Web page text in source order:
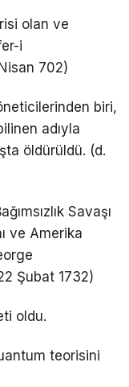
olan ve
i
702)
biri,
adıyla
öldürüldü. (d.
Savaşı
ve Amerika
Şubat 1732)
oldu.
teorisini